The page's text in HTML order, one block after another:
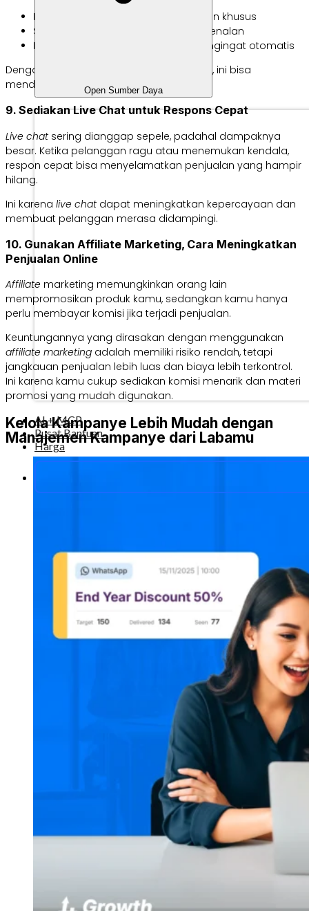
Open Sumber Daya
AI + MCP
Pusat Bantuan
Harga
Pelanggan lama kirimkan penawaran khusus
Subscriber baru kirimkan email perkenalan
Keranjang terbengkalai kirimkan pengingat otomatis
Dengan email yang personal dan relevan, ini bisa
mendorong pembelian tanpa biaya iklan.
9. Sediakan Live Chat untuk Respons Cepat
Live chat sering dianggap sepele, padahal dampaknya
besar. Ketika pelanggan ragu atau menemukan kendala,
respon cepat bisa menyelamatkan penjualan yang hampir
hilang.
Ini karena live chat dapat meningkatkan kepercayaan dan
membuat pelanggan merasa didampingi.
10. Gunakan Affiliate Marketing, Cara Meningkatkan
Penjualan Online
Affiliate marketing memungkinkan orang lain
mempromosikan produk kamu, sedangkan kamu hanya
perlu membayar komisi jika terjadi penjualan.
Keuntungannya yang dirasakan dengan menggunakan
affiliate marketing adalah memiliki risiko rendah, tetapi
jangkauan penjualan lebih luas dan biaya lebih terkontrol.
Ini karena kamu cukup sediakan komisi menarik dan materi
promosi yang mudah digunakan.
Kelola Kampanye Lebih Mudah dengan
Manajemen Kampanye dari Labamu